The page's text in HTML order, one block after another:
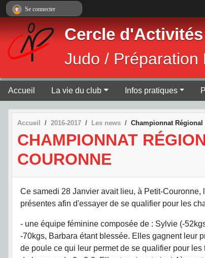
Cercle
Judo / Préparation
Accueil La vie du club Infos pratiques
Accueil 2016-2017 Les news Championnat
CHAMPIONNAT
COURONNE
Ce samedi 28 Janvier avait lieu, à Petit-
présentes afin d'essayer de se qualifier pour les
- une équipe féminine composée de : Sylvie (-
-70kgs, Barbara étant blessée. Elles gagnent leur
de poule ce qui leur permet de se qualifier pour
Se connecter
Panneau de gestion des cookies